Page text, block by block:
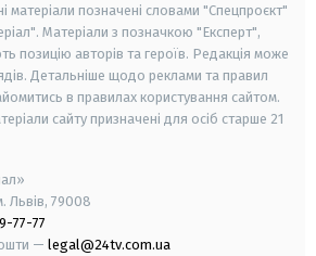
матеріали позначені словами "Спецпроєкт"
Матеріали з позначкою "Експерт",
позицію авторів та героїв. Редакція може
Детальніше щодо реклами та правил
в правилах користування сайтом.
сайту призначені для осіб старше 21
Львів, 79008
77-77
— legal@24tv.com.ua